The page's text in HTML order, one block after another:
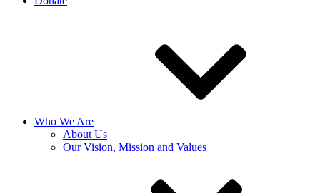
Who We Are
About Us
Our Vision, Mission and Values